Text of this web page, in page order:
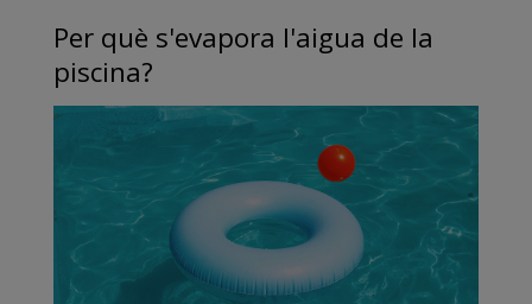
Per què s'evapora l'aigua de la
piscina?